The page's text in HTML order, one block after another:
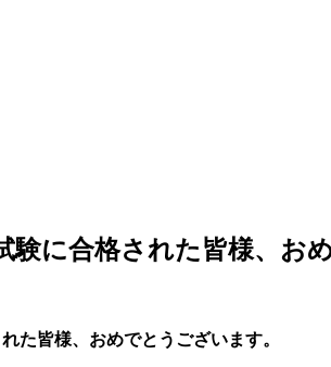
験に合格された皆様、お
た皆様、おめでとうございます。